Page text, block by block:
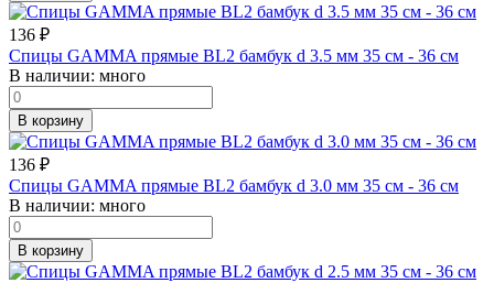
136 ₽
Спицы GAMMA прямые BL2 бамбук d 3.5 мм 35 см - 36 см
В наличии: много
В корзину
136 ₽
Спицы GAMMA прямые BL2 бамбук d 3.0 мм 35 см - 36 см
В наличии: много
В корзину